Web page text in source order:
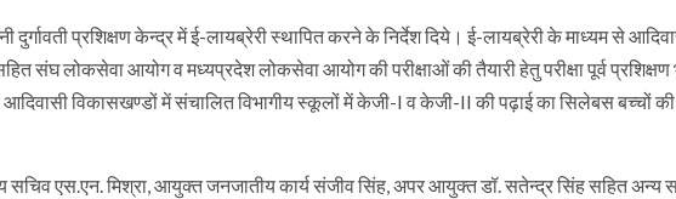
दुर्गावती प्रशिक्षण केन्द्र में ई-लायब्रेरी स्थापित करने के निर्देश दिये। ई-लायब्रेरी के माध्यम से
संघ लोकसेवा आयोग व मध्यप्रदेश लोकसेवा आयोग की परीक्षाओं की तैयारी हेतु परीक्षा पूर्व प्रशिक्षण
विकासखण्डों में संचालित विभागीय स्कूलों में केजी-I व केजी-II की पढ़ाई का सिलेबस बच्चों की
सचिव एस.एन. मिश्रा, आयुक्त जनजातीय कार्य संजीव सिंह, अपर आयुक्त डॉ. सतेन्द्र सिंह सहित अन्य